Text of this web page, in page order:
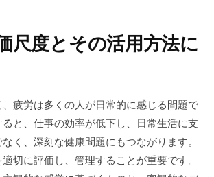
尺度とその活用方法に
疲労は多くの人が日常的に感じる問題で
と、仕事の効率が低下し、日常生活に支
く、深刻な健康問題にもつながります。
切に評価し、管理することが重要です。